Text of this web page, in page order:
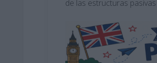
de las estructuras